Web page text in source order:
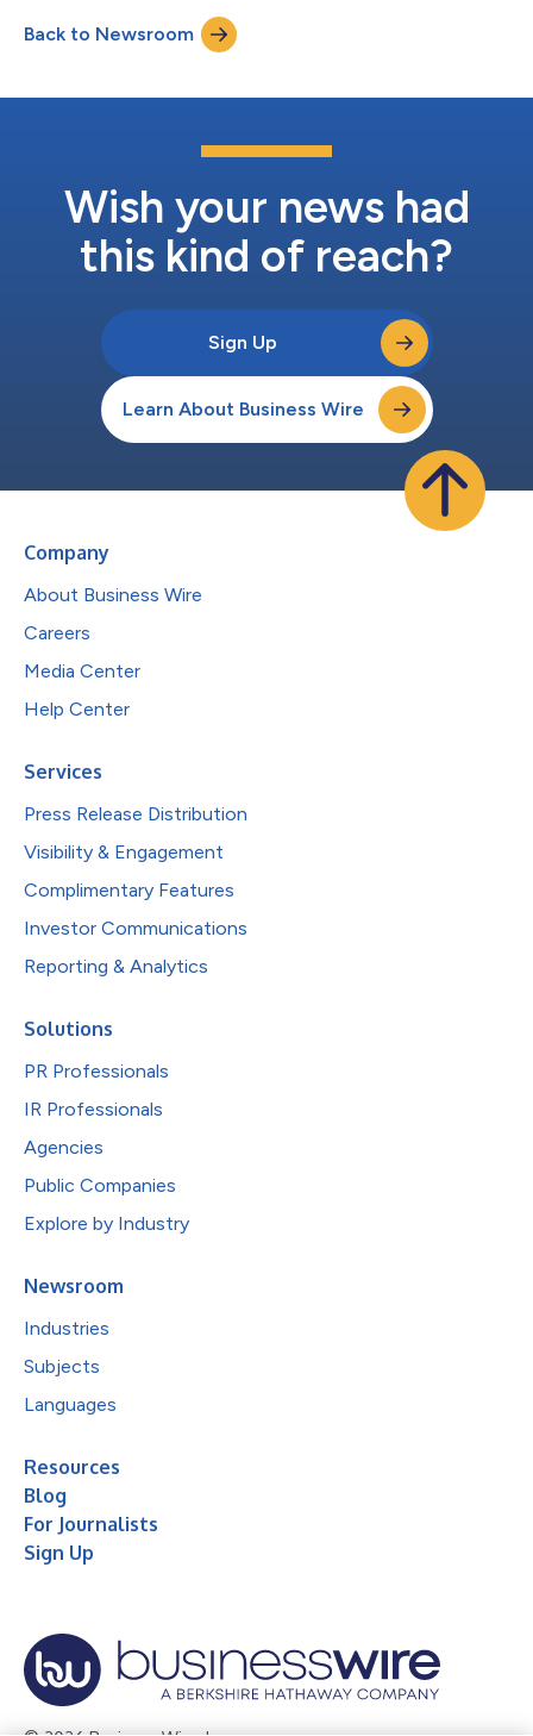
通訊專利持有方，應儘快與Sisvel取得聯絡。 該專利池於4月初正
式推出，是市場上首個針對POS垂直領域而設的專利池，
Huawei、LG Electronics和Nokia為創始授權人。 POS計畫經理
歡迎Datang、KPN、NEC和Wilus成為最新加入的授權人。我們已
備加入。我深信我們正在建立的授權計畫，將為POS垂直領域的被
授權方帶來極具吸引力的價值主張。」 Nokia無線技術物聯網授
Back to Newsroom
Wish your news had
this kind of reach?
Sign Up
Learn About Business Wire
Company
About Business Wire
Careers
Media Center
Help Center
Services
Press Release Distribution
Visibility & Engagement
Complimentary Features
Investor Communications
Reporting & Analytics
Solutions
PR Professionals
IR Professionals
Agencies
Public Companies
Explore by Industry
Newsroom
Industries
Subjects
Languages
Resources
Blog
For Journalists
Sign Up